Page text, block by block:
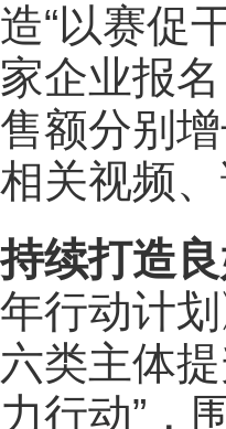
造“以赛促
家企业报
售额分别
相关视频
持续打造良
年行动计
六类主体
力行动”，